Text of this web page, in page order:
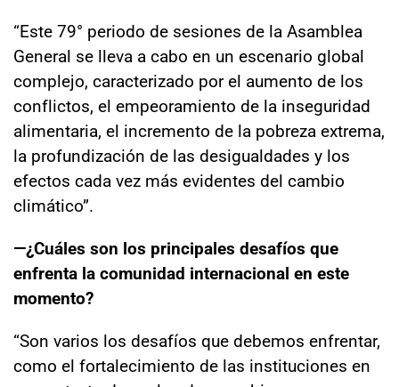
“Este 79° periodo de sesiones de la Asamblea
General se lleva a cabo en un escenario global
complejo, caracterizado por el aumento de los
conflictos, el empeoramiento de la inseguridad
alimentaria, el incremento de la pobreza extrema,
la profundización de las desigualdades y los
efectos cada vez más evidentes del cambio
climático”.
—¿Cuáles son los principales desafíos que
enfrenta la comunidad internacional en este
momento?
“Son varios los desafíos que debemos enfrentar,
como el fortalecimiento de las instituciones en